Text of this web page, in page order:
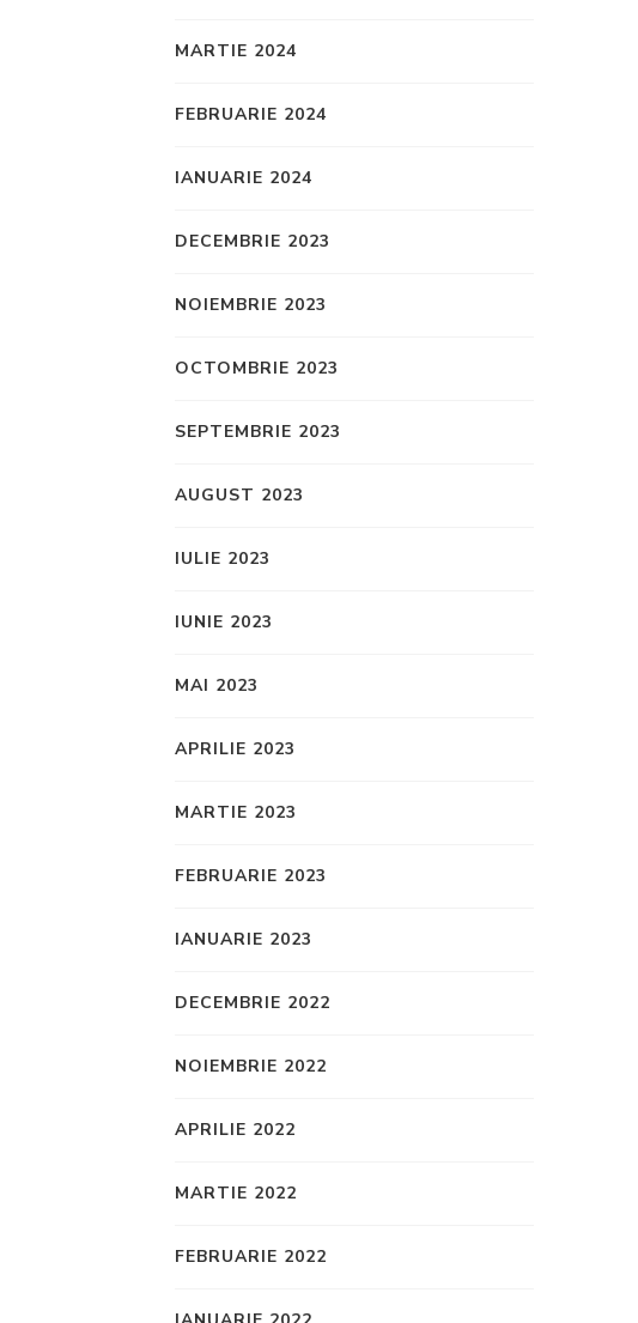
MARTIE 2024
FEBRUARIE 2024
IANUARIE 2024
DECEMBRIE 2023
NOIEMBRIE 2023
OCTOMBRIE 2023
SEPTEMBRIE 2023
AUGUST 2023
IULIE 2023
IUNIE 2023
MAI 2023
APRILIE 2023
MARTIE 2023
FEBRUARIE 2023
IANUARIE 2023
DECEMBRIE 2022
NOIEMBRIE 2022
APRILIE 2022
MARTIE 2022
FEBRUARIE 2022